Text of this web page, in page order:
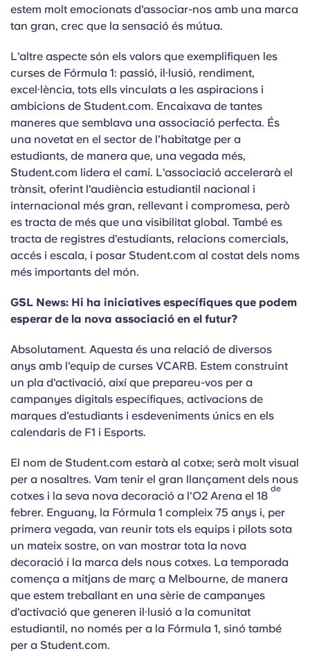
estem molt emocionats d'associar-nos amb una marca
tan gran, crec que la sensació és mútua.
L'altre aspecte són els valors que exemplifiquen les
curses de Fórmula 1: passió, il·lusió, rendiment,
excel·lència, tots ells vinculats a les aspiracions i
ambicions de Student.com. Encaixava de tantes
maneres que semblava una associació perfecta. És
una novetat en el sector de l'habitatge per a
estudiants, de manera que, una vegada més,
Student.com lidera el camí. L'associació accelerarà el
trànsit, oferint l'audiència estudiantil nacional i
internacional més gran, rellevant i compromesa, però
es tracta de més que una visibilitat global. També es
tracta de registres d'estudiants, relacions comercials,
accés i escala, i posar Student.com al costat dels noms
més importants del món.
GSL News: Hi ha iniciatives específiques que podem
esperar de la nova associació en el futur?
Absolutament. Aquesta és una relació de diversos
anys amb l'equip de curses VCARB. Estem construint
un pla d'activació, així que prepareu-vos per a
campanyes digitals específiques, activacions de
marques d'estudiants i esdeveniments únics en els
calendaris de F1 i Esports.
El nom de Student.com estarà al cotxe; serà molt visual
per a nosaltres. Vam tenir el gran llançament dels nous
cotxes i la seva nova decoració a l'O2 Arena el 18
de
febrer. Enguany, la Fórmula 1 compleix 75 anys i, per
primera vegada, van reunir tots els equips i pilots sota
un mateix sostre, on van mostrar tota la nova
decoració i la marca dels nous cotxes. La temporada
comença a mitjans de març a Melbourne, de manera
que estem treballant en una sèrie de campanyes
d'activació que generen il·lusió a la comunitat
estudiantil, no només per a la Fórmula 1, sinó també
per a Student.com.